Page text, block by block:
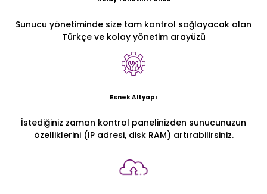
Sunucu yönetiminde size tam kontrol sağlayacak olan
Türkçe ve kolay yönetim arayüzü
Esnek Altyapı
İstediğiniz zaman kontrol panelinizden sunucunuzun
özelliklerini (IP adresi, disk RAM) artırabilirsiniz.